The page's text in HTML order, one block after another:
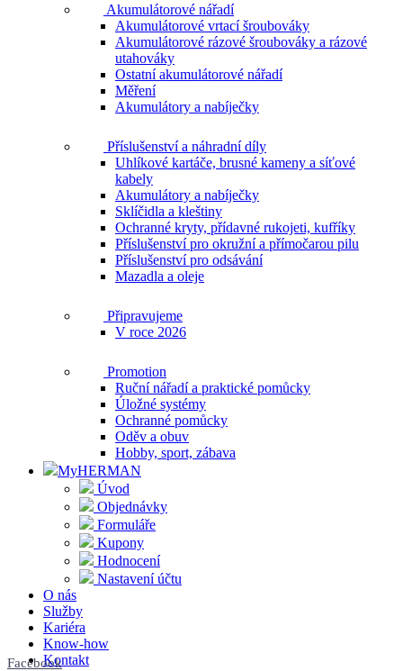
Akumulátorové nářadí
Akumulátorové vrtací šroubováky
Akumulátorové rázové šroubováky a rázové
utahováky
Ostatní akumulátorové nářadí
Měření
Akumulátory a nabíječky
Příslušenství a náhradní díly
Uhlíkové kartáče, brusné kameny a síťové
kabely
Akumulátory a nabíječky
Sklíčidla a kleštiny
Ochranné kryty, přídavné rukojeti, kufříky
Příslušenství pro okružní a přímočarou pilu
Příslušenství pro odsávání
Mazadla a oleje
Připravujeme
V roce 2026
Promotion
Ruční nářadí a praktické pomůcky
Úložné systémy
Ochranné pomůcky
Oděv a obuv
Hobby, sport, zábava
MyHERMAN
Úvod
Objednávky
Formuláře
Kupony
Hodnocení
Nastavení účtu
O nás
Služby
Kariéra
Know-how
Kontakt
Facebook